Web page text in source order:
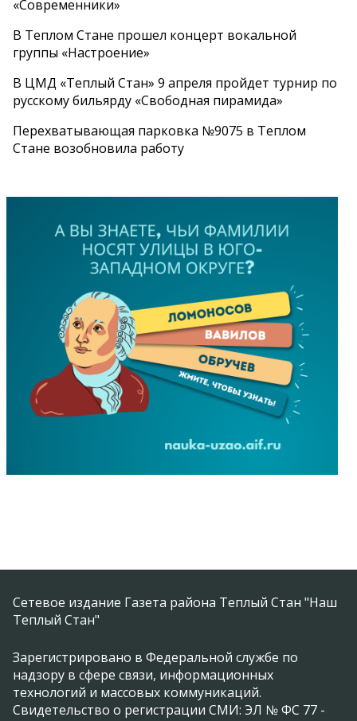
«Современники»
В Теплом Стане прошел концерт вокальной
группы «Настроение»
В ЦМД «Теплый Стан» 9 апреля пройдет турнир по
русскому бильярду «Свободная пирамида»
Перехватывающая парковка №9075 в Теплом
Стане возобновила работу
Сетевое издание Газета района Теплый Стан "Наш
Теплый Стан"
Зарегистрировано в Федеральной службе по
надзору в сфере связи, информационных
технологий и массовых коммуникаций.
Свидетельство о регистрации СМИ: ЭЛ № ФС 77 -